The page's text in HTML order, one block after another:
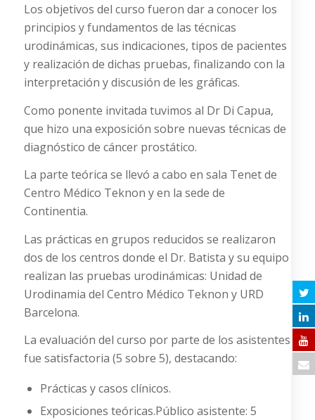
Los objetivos del curso fueron dar a conocer los
principios y fundamentos de las técnicas
urodinámicas, sus indicaciones, tipos de pacientes
y realización de dichas pruebas, finalizando con la
interpretación y discusión de les gráficas.
Como ponente invitada tuvimos al Dr Di Capua,
que hizo una exposición sobre nuevas técnicas de
diagnóstico de cáncer prostático.
La parte teórica se llevó a cabo en sala Tenet de
Centro Médico Teknon y en la sede de
Continentia.
Las prácticas en grupos reducidos se realizaron
dos de los centros donde el Dr. Batista y su equipo
realizan las pruebas urodinámicas: Unidad de
Urodinamia del Centro Médico Teknon y URD
Barcelona.
La evaluación del curso por parte de los asistentes
fue satisfactoria (5 sobre 5), destacando:
Prácticas y casos clínicos.
Exposiciones teóricas.Público asistente: 5